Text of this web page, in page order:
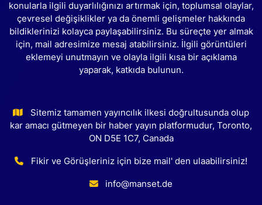
konularla ilgili duyarlılığınızı artırmak için, toplumsal olaylar,
çevresel değişiklikler ya da önemli gelişmeler hakkında
bildiklerinizi kolayca paylaşabilirsiniz. Bu süreçte yer almak
için, mail adresimize mesaj atabilirsiniz. İlgili görüntüleri
eklemeyi unutmayın ve olayla ilgili kısa bir açıklama
yaparak, katkıda bulunun.
Sitemiz tamamen yayıncılık ilkesi doğrultusunda olup
kar amacı gütmeyen bir haber yayın platformudur, Toronto,
ON D5E 1C7, Canada
Fikir ve Görüşleriniz için bize mail' den ulaabilirsiniz!
info@manset.de